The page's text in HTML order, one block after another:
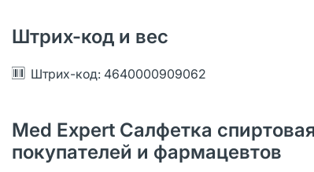
Штрих-код и вес
Штрих-код: 4640000909062
Med Expert Салфетка
покупателей и фармацевтов